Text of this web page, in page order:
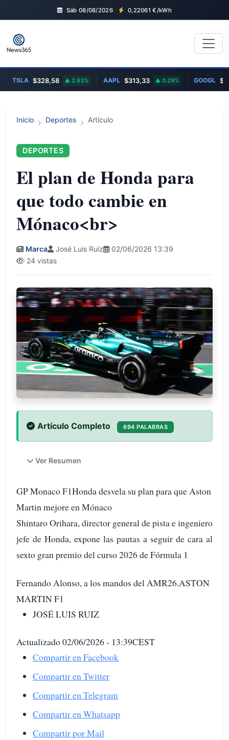
Sáb 08/08/2026 0,22061 €/kWh
TSLA $328,58 2.83% AAPL $313,33 0.29% GOOGL
Inicio Deportes Artículo
DEPORTES
El plan de Honda para
que todo cambie en
Mónaco<br>
Marca José Luis Ruiz
02/06/2026 13:39
24 vistas
Artículo Completo 694 PALABRAS
Ver Resumen
GP Monaco F1Honda desvela su plan para que Aston
Martin mejore en Mónaco
Shintaro Orihara, director general de pista e ingeniero
jefe de Honda, expone las pautas a seguir de cara al
sexto gran premio del curso 2026 de Fórmula 1
Fernando Alonso, a los mandos del AMR26.ASTON
MARTIN F1
JOSÉ LUIS RUIZ
Actualizado 02/06/2026 - 13:39CEST
Compartir en Facebook
Compartir en Twitter
Compartir en Telegram
Compartir en Whatsapp
Compartir por Mail